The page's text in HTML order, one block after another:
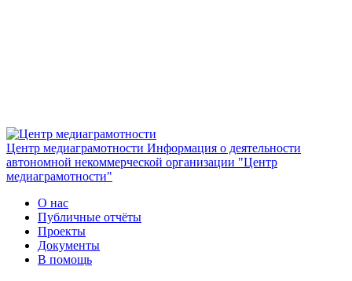
Центр медиаграмотности Информация о деятельности
автономной некоммерческой организации "Центр
медиаграмотности"
О нас
Публичные отчёты
Проекты
Документы
В помощь